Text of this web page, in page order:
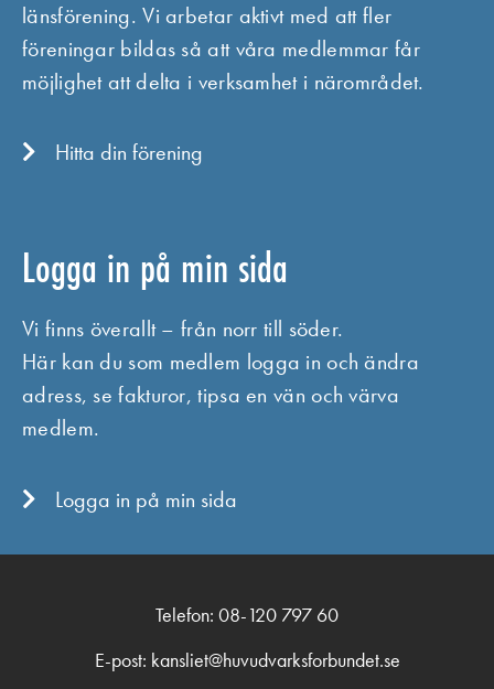
länsförening. Vi arbetar aktivt med att fler
föreningar bildas så att våra medlemmar får
möjlighet att delta i verksamhet i närområdet.
Hitta din förening
Logga in på min sida
Vi finns överallt – från norr till söder.
Här kan du som medlem logga in och ändra
adress, se fakturor, tipsa en vän och värva
medlem.
Logga in på min sida
Telefon: 08-120 797 60
E-post: kansliet@huvudvarksforbundet.se